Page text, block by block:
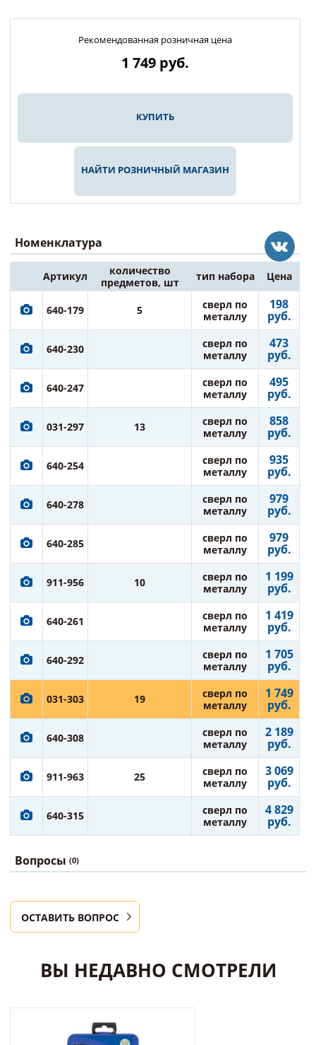
Рекомендованная розничная цена
1 749 руб.
КУПИТЬ
НАЙТИ РОЗНИЧНЫЙ МАГАЗИН
Номенклатура
Артикул
количество
предметов, шт
тип набора Цена
640-179 5
сверл по
металлу
198
руб.
640-230
сверл по
металлу
473
руб.
640-247
сверл по
металлу
495
руб.
031-297 13
сверл по
металлу
858
руб.
640-254
сверл по
металлу
935
руб.
640-278
сверл по
металлу
979
руб.
640-285
сверл по
металлу
979
руб.
911-956 10
сверл по
металлу
1 199
руб.
640-261
сверл по
металлу
1 419
руб.
640-292
сверл по
металлу
1 705
руб.
031-303 19
сверл по
металлу
1 749
руб.
640-308
сверл по
металлу
2 189
руб.
911-963 25
сверл по
металлу
3 069
руб.
640-315
сверл по
металлу
4 829
руб.
Вопросы (0)
ОСТАВИТЬ ВОПРОС
ВЫ НЕДАВНО СМОТРЕЛИ